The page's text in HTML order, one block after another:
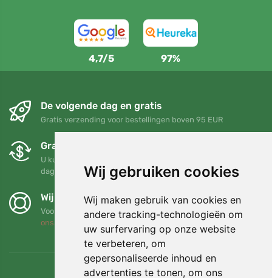
Wij gebruiken cookies
Wij maken gebruik van cookies en
andere tracking-technologieën om
uw surfervaring op onze website
te verbeteren, om
gepersonaliseerde inhoud en
advertenties te tonen, om ons
4,7/5 97%
De volgende dag en gratis
Gratis verzending voor bestellingen boven 95 EUR
Gratis ruilen en retourneren
U kunt uw bestelling op elk gewenst moment binnen 90
dagen retourneren of ruilen
Wij steunen Trees.org
Voor elke bestelling planten we een boom! Lees meer Over
ons